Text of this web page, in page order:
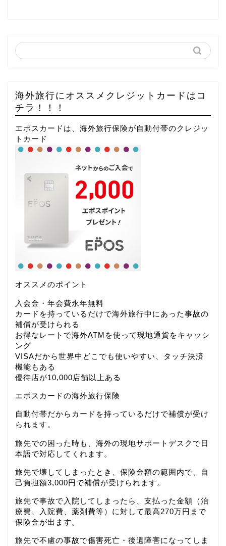
海外旅行にオススメクレジットカードはコ
チラ！！！
エポスカードは、海外旅行保険が自動付帯のクレジッ
トカード
オススメのポイント
入会金・年会費永年無料
カードを持っているだけで海外旅行中にあった事故の
補償が受けられる
お得なレートで海外ATMを使って現地通貨をキャッシ
ング
VISAだから世界中どこでも使いやすい、タッチ決済
機能もある
優待店が10,000店舗以上ある
エポスカードの海外旅行保険
自動付帯だからカードを持っているだけで補償が受け
られます。
旅先での困った時も、海外の現地サポートデスクで日
本語で対応してくれます。
旅先で壊してしまったとき、保険金額の範囲内で、自
己負担額3,000円で補償が受けられます。
旅先で事故で入院してしまったら、支払った金額（治
療費、入院費、薬剤費等）に対して最高270万円まで
保険金が出ます。
旅先で不慮の事故で傷害死亡・後遺障害になってしま